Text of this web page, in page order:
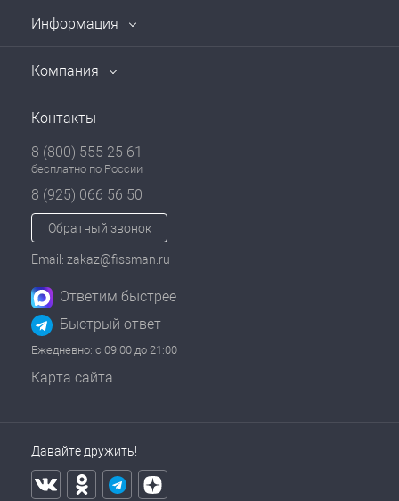
Информация
Компания
Контакты
8 (800) 555 25 61
бесплатно по России
8 (925) 066 56 50
Обратный звонок
Email: zakaz@fissman.ru
Ответим быстрее
Быстрый ответ
Ежедневно: с 09:00 до 21:00
Карта сайта
Давайте дружить!